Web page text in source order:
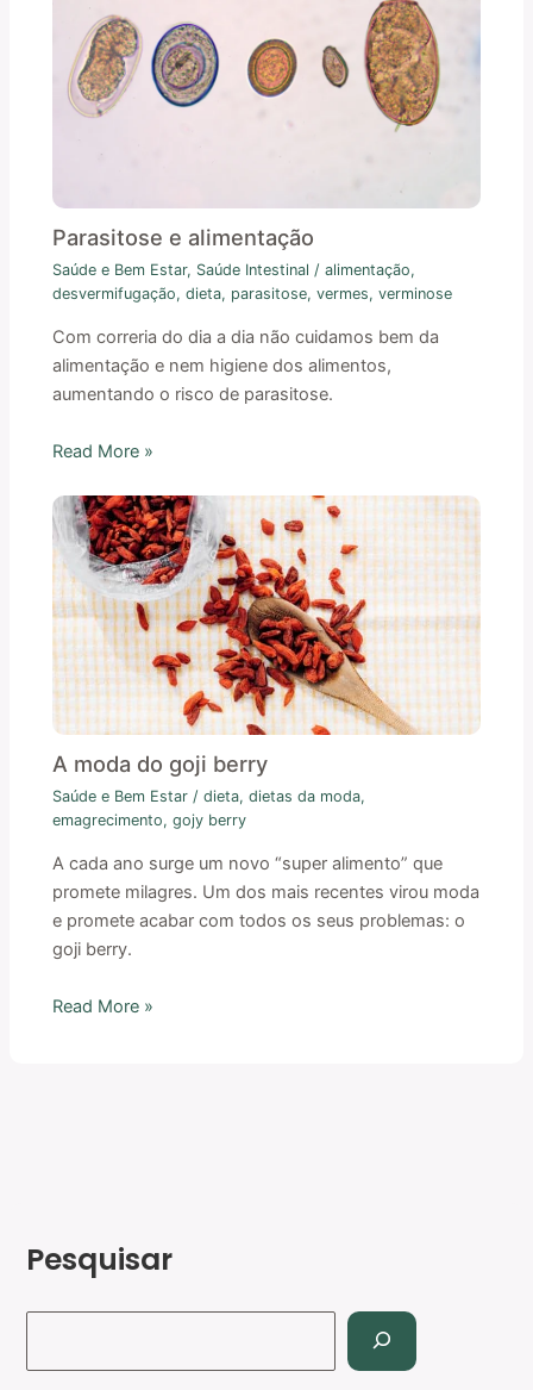
Parasitose e alimentação
Saúde e Bem Estar, Saúde Intestinal /alimentação,
desvermifugação,dieta, parasitose,vermes,verminose
Com correria do dia a dia não cuidamos bem da
alimentação e nem higiene dos alimentos,
aumentando o risco de parasitose.
Read More »
A moda do goji berry
Saúde e Bem Estar /dieta,dietas da moda,
emagrecimento,gojy berry
A cada ano surge um novo “super alimento” que
promete milagres. Um dos mais recentes virou moda
e promete acabar com todos os seus problemas: o
goji berry.
Read More »
Pesquisar